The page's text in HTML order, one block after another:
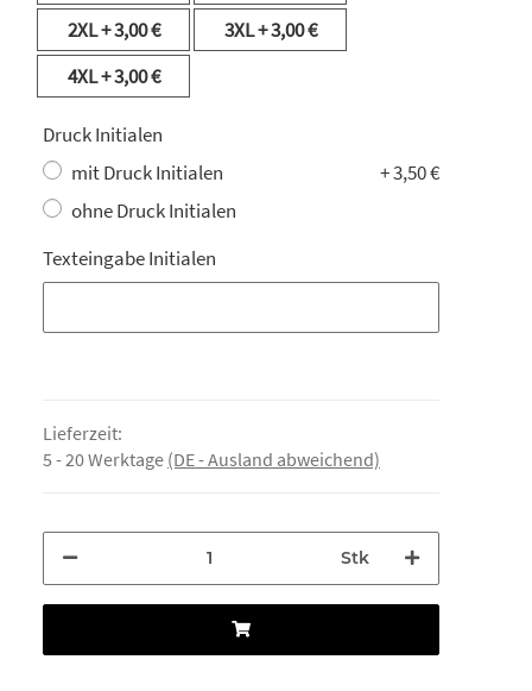
2XL+ 3,00 € 3XL+ 3,00 €
4XL+ 3,00 €
Druck Initialen
mit Druck Initialen
+ 3,50 €
ohne Druck Initialen
Texteingabe Initialen
Lieferzeit:
5 - 20 Werktage (DE - Ausland abweichend)
Stk